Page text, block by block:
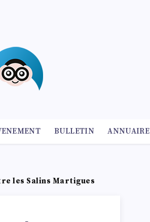
BULLETIN ANNUAIRE
les Salins Martigues